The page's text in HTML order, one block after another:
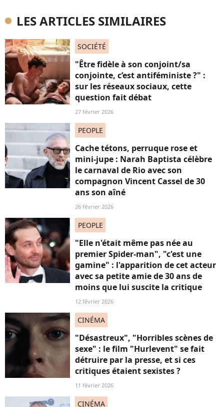
LES ARTICLES SIMILAIRES
SOCIÉTÉ
"Être fidèle à son conjoint/sa
conjointe, c’est antiféministe ?" :
sur les réseaux sociaux, cette
question fait débat
27 février 2026
PEOPLE
Cache tétons, perruque rose et
mini-jupe : Narah Baptista célèbre
le carnaval de Rio avec son
compagnon Vincent Cassel de 30
ans son aîné
26 février 2026
PEOPLE
"Elle n'était même pas née au
premier Spider-man", "c'est une
gamine" : l'apparition de cet acteur
avec sa petite amie de 30 ans de
moins que lui suscite la critique
12 février 2026
CINÉMA
"Désastreux", "Horribles scènes de
sexe" : le film "Hurlevent" se fait
détruire par la presse, et si ces
critiques étaient sexistes ?
11 février 2026
CINÉMA